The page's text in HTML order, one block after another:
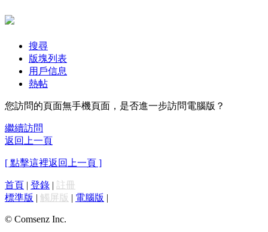
搜尋
版塊列表
用戶信息
熱帖
您訪問的頁面無手機頁面，是否進一步訪問電腦版？
繼續訪問
返回上一頁
[ 點擊這裡返回上一頁 ]
首頁 | 登錄 | 註冊
標準版 | 觸屏版 | 電腦版 |
© Comsenz Inc.